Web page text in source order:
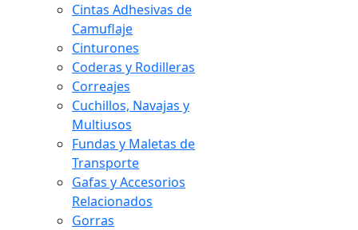
Cintas Adhesivas de
Camuflaje
Cinturones
Coderas y Rodilleras
Correajes
Cuchillos, Navajas y
Multiusos
Fundas y Maletas de
Transporte
Gafas y Accesorios
Relacionados
Gorras